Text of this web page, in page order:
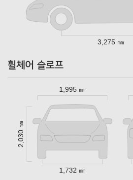
3,275 ㎜
휠체어 슬로프
1,995 ㎜
2,030 ㎜
1,732 ㎜